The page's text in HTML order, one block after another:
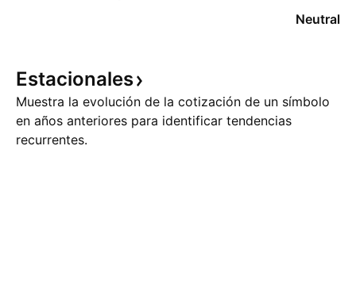
Neutral
Estacionales
Muestra la evolución de la cotización de un símbolo
en años anteriores para identificar tendencias
recurrentes.